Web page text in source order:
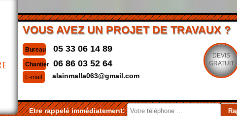
VOUS AVEZ UN PROJET DE TRAVAUX ?
Bureau 05 33 06 14 89
Chantier 06 86 03 52 64
E-mail alainmalla063@gmail.com
DEVIS
GRATUIT
Etre rappelé immédiatement: